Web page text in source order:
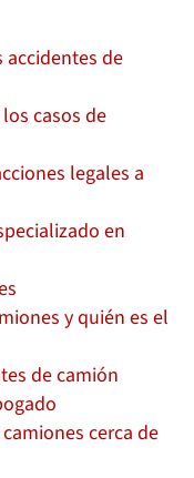
accidentes de
casos de
legales a
en
y quién es el
de camión
cerca de